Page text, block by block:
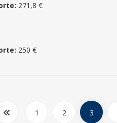
271,8 €
250 €
1 2 3